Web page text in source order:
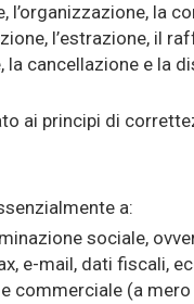
la
l’estrazione, il
cancellazione e la
ai principi di
a:
sociale,
e-mail, dati fiscali,
commerciale (a